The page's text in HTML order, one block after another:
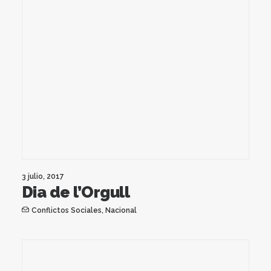
3 julio, 2017
Dia de l’Orgull
Conflictos Sociales, Nacional